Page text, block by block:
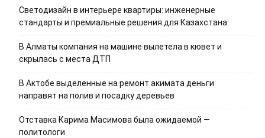
Светодизайн в интерьере квартиры: инженерные
стандарты и премиальные решения для Казахстана
В Алматы компания на машине вылетела в кювет и
скрылась с места ДТП
В Актобе выделенные на ремонт акимата деньги
направят на полив и посадку деревьев
Отставка Карима Масимова была ожидаемой —
политологи